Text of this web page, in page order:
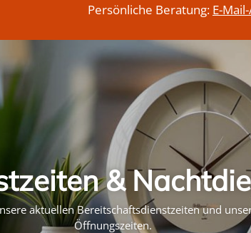
Persönliche Beratung: E-
&
aktuellen Bereitschaftsdienstzeiten und
Öffnungszeiten.